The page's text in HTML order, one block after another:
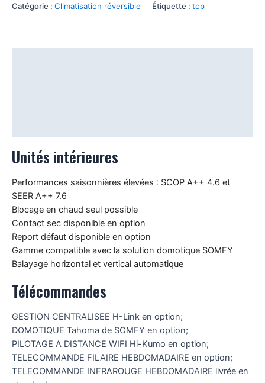
Catégorie : Climatisation réversible Étiquette : top
Unités intérieures
Performances saisonnières élevées : SCOP A++ 4.6 et
SEER A++ 7.6
Blocage en chaud seul possible
Contact sec disponible en option
Report défaut disponible en option
Gamme compatible avec la solution domotique SOMFY
Balayage horizontal et vertical automatique
Télécommandes
GESTION CENTRALISEE H-Link en option;
DOMOTIQUE Tahoma de SOMFY en option;
PILOTAGE A DISTANCE WIFI Hi-Kumo en option;
TELECOMMANDE FILAIRE HEBDOMADAIRE en option;
TELECOMMANDE INFRAROUGE HEBDOMADAIRE livrée en